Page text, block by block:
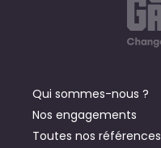
Qui sommes-nous ?
Nos engagements
Toutes nos références